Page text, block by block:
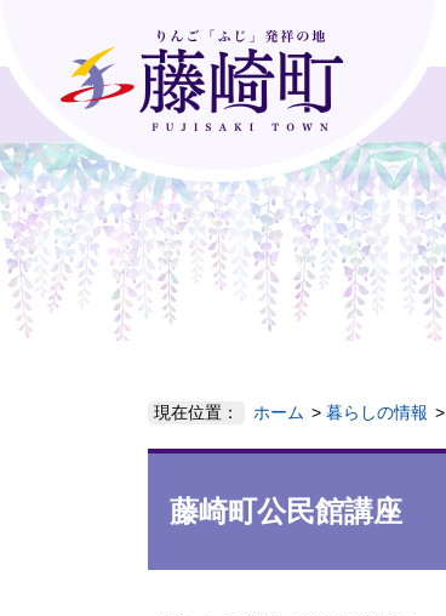
現在位置： ホーム 暮らしの情報
藤崎町公民館講座